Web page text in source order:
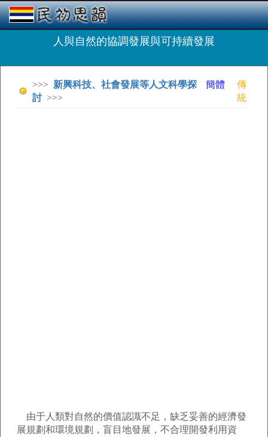
人與自然的協調發展與可持續發展
>>> 新興科技、社會發展等人文科學探
討>>>
簡體
傳
統
由于人類對自然的價值認識不足，缺乏妥善的經濟發
展規劃和環境規劃，盲目地發展，不合理開發利用資